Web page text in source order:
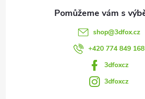
shop@3dfox.cz
+420 774 849 168
3dfoxcz
3dfoxcz